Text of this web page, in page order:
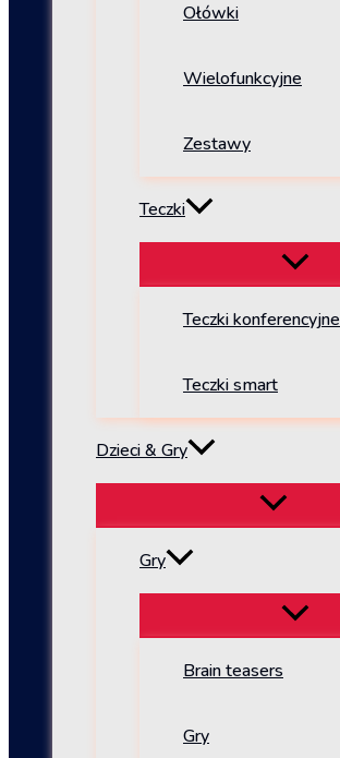
Ołówki
Wielofunkcyjne
Zestawy
Teczki
Teczki konferencyjne
Teczki smart
Dzieci & Gry
Gry
Brain teasers
Gry